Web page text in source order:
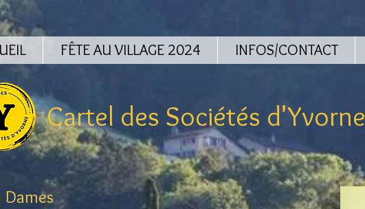
Cartel des Sociétés d'Yvorne
Dames
FÊTE AU VILLAGE 2024 INFOS/CONTACT